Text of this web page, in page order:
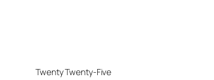
Twenty Twenty-Five